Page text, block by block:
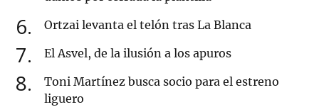
6 Ortzai levanta el telón tras La Blanca
7 El Asvel, de la ilusión a los apuros
8
Toni Martínez busca socio para el estreno
liguero